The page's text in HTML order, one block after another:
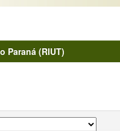
Paraná (RIUT)